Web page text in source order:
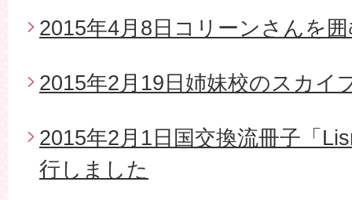
2015年4月8日コリーンさんを
2015年2月19日姉妹校のスカイ
2015年2月1日国交換流冊子「
行しました